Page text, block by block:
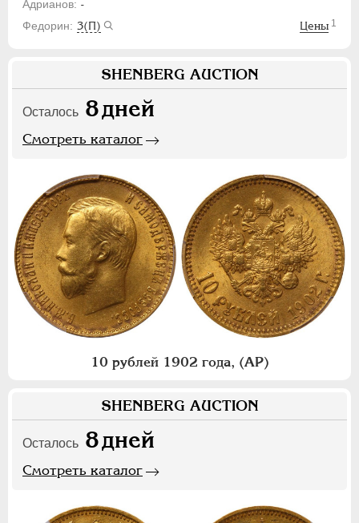
-
3(П)
Цены 1
SHENBERG AUCTION
Осталось 8дней
Смотреть каталог
10 рублей 1902 года, (АР)
SHENBERG AUCTION
Осталось 8дней
Смотреть каталог